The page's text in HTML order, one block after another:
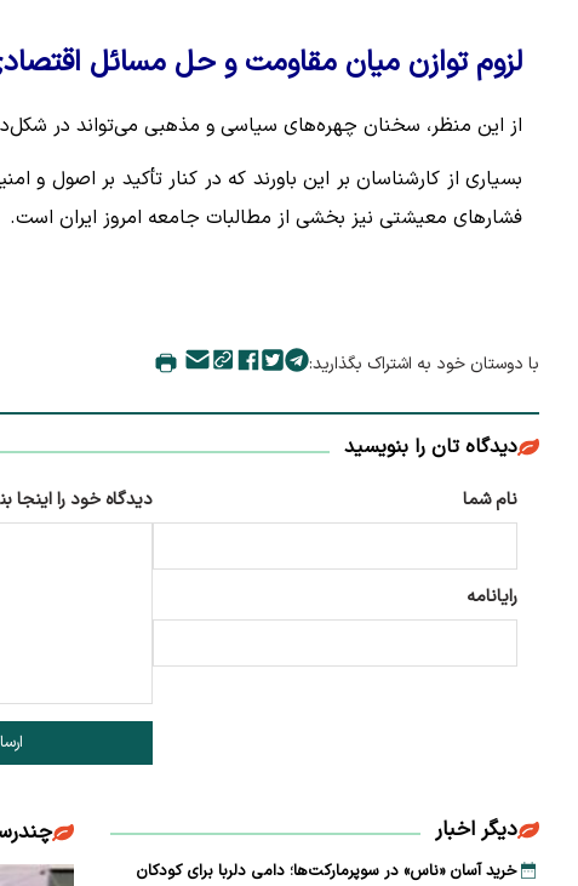
لزوم توازن میان مقاومت و حل مسائل
از این منظر، سخنان چهره‌های سیاسی و مذهبی می‌تواند در
بسیاری از کارشناسان بر این باورند که در کنار تأکید بر اصول
فشارهای معیشتی نیز بخشی از مطالبات جامعه امروز ایران است.
با دوستان خود به اشتراک بگذارید:
دیدگاه تان را بنویسید
نام شما
رایانامه
دیدگاه خود را اینجا
دیگر اخبار
خرید آسان «ناس» در سوپرمارکت‌ها؛ دامی دلربا برای کودکان